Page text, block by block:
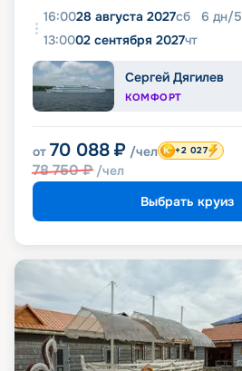
16:0028 августа 2027сб 6 дн/5
13:0002 сентября 2027чт
Сергей Дягилев
КОМФОРТ
от 70 088 ₽ /чел
78 750₽ /чел
+2 027
Выбрать круиз